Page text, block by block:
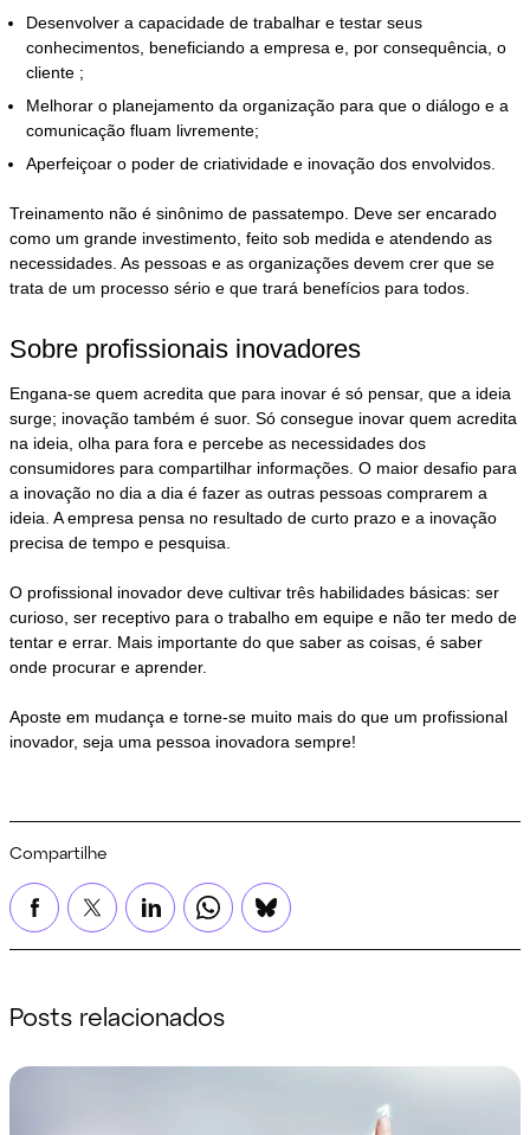
Desenvolver a capacidade de trabalhar e testar seus
conhecimentos, beneficiando a empresa e, por consequência, o
cliente ;
Melhorar o planejamento da organização para que o diálogo e a
comunicação fluam livremente;
Aperfeiçoar o poder de criatividade e inovação dos envolvidos.
Treinamento não é sinônimo de passatempo. Deve ser encarado
como um grande investimento, feito sob medida e atendendo as
necessidades. As pessoas e as organizações devem crer que se
trata de um processo sério e que trará benefícios para todos.
Sobre profissionais inovadores
Engana-se quem acredita que para inovar é só pensar, que a ideia
surge; inovação também é suor. Só consegue inovar quem acredita
na ideia, olha para fora e percebe as necessidades dos
consumidores para compartilhar informações. O maior desafio para
a inovação no dia a dia é fazer as outras pessoas comprarem a
ideia. A empresa pensa no resultado de curto prazo e a inovação
precisa de tempo e pesquisa.
O profissional inovador deve cultivar três habilidades básicas: ser
curioso, ser receptivo para o trabalho em equipe e não ter medo de
tentar e errar. Mais importante do que saber as coisas, é saber
onde procurar e aprender.
Aposte em mudança e torne-se muito mais do que um profissional
inovador, seja uma pessoa inovadora sempre!
Compartilhe
Posts relacionados